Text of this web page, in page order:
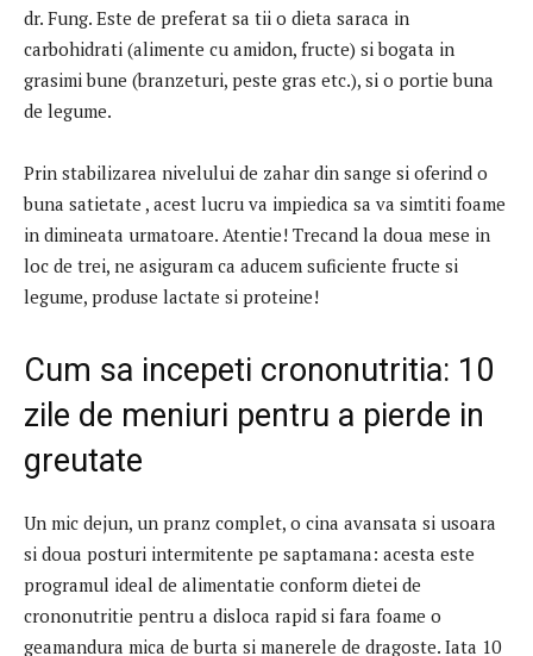
dr. Fung. Este de preferat sa tii o dieta saraca in
carbohidrati (alimente cu amidon, fructe) si bogata in
grasimi bune (branzeturi, peste gras etc.), si o portie buna
de legume.
Prin stabilizarea nivelului de zahar din sange si oferind o
buna satietate , acest lucru va impiedica sa va simtiti foame
in dimineata urmatoare. Atentie! Trecand la doua mese in
loc de trei, ne asiguram ca aducem suficiente fructe si
legume, produse lactate si proteine!
Cum sa incepeti crononutritia: 10
zile de meniuri pentru a pierde in
greutate
Un mic dejun, un pranz complet, o cina avansata si usoara
si doua posturi intermitente pe saptamana: acesta este
programul ideal de alimentatie conform dietei de
crononutritie pentru a disloca rapid si fara foame o
geamandura mica de burta si manerele de dragoste. Iata 10